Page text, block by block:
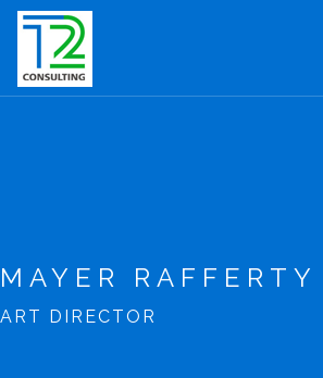
TEAM
MAYER RAFFERTY
ART DIRECTOR